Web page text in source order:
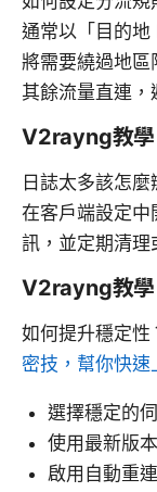
通常以「目的地
將需要繞過地區
其餘流量直連，
V2rayng教
日誌太多該怎麼
在客戶端設定中
訊，並定期清理
V2rayng教學
如何提升穩定性
密技，幫你快
選擇穩定的
使用最新版
啟用自動重